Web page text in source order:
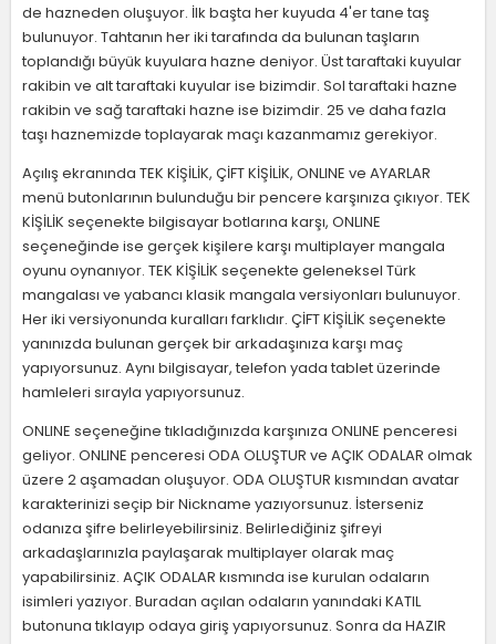
de hazneden oluşuyor. İlk başta her kuyuda 4'er tane taş
bulunuyor. Tahtanın her iki tarafında da bulunan taşların
toplandığı büyük kuyulara hazne deniyor. Üst taraftaki kuyular
rakibin ve alt taraftaki kuyular ise bizimdir. Sol taraftaki hazne
rakibin ve sağ taraftaki hazne ise bizimdir. 25 ve daha fazla
taşı haznemizde toplayarak maçı kazanmamız gerekiyor.
Açılış ekranında TEK KİŞİLİK, ÇİFT KİŞİLİK, ONLINE ve AYARLAR
menü butonlarının bulunduğu bir pencere karşınıza çıkıyor. TEK
KİŞİLİK seçenekte bilgisayar botlarına karşı, ONLINE
seçeneğinde ise gerçek kişilere karşı multiplayer mangala
oyunu oynanıyor. TEK KİŞİLİK seçenekte geleneksel Türk
mangalası ve yabancı klasik mangala versiyonları bulunuyor.
Her iki versiyonunda kuralları farklıdır. ÇİFT KİŞİLİK seçenekte
yanınızda bulunan gerçek bir arkadaşınıza karşı maç
yapıyorsunuz. Aynı bilgisayar, telefon yada tablet üzerinde
hamleleri sırayla yapıyorsunuz.
ONLINE seçeneğine tıkladığınızda karşınıza ONLINE penceresi
geliyor. ONLINE penceresi ODA OLUŞTUR ve AÇIK ODALAR olmak
üzere 2 aşamadan oluşuyor. ODA OLUŞTUR kısmından avatar
karakterinizi seçip bir Nickname yazıyorsunuz. İsterseniz
odanıza şifre belirleyebilirsiniz. Belirlediğiniz şifreyi
arkadaşlarınızla paylaşarak multiplayer olarak maç
yapabilirsiniz. AÇIK ODALAR kısmında ise kurulan odaların
isimleri yazıyor. Buradan açılan odaların yanındaki KATIL
butonuna tıklayıp odaya giriş yapıyorsunuz. Sonra da HAZIR